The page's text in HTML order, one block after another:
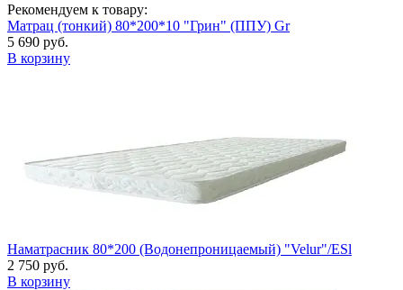
Рекомендуем к товару:
Матрац (тонкий) 80*200*10 "Грин" (ППУ) Gr
5 690 руб.
В корзину
Наматрасник 80*200 (Водонепроницаемый) "Velur"/ESl
2 750 руб.
В корзину